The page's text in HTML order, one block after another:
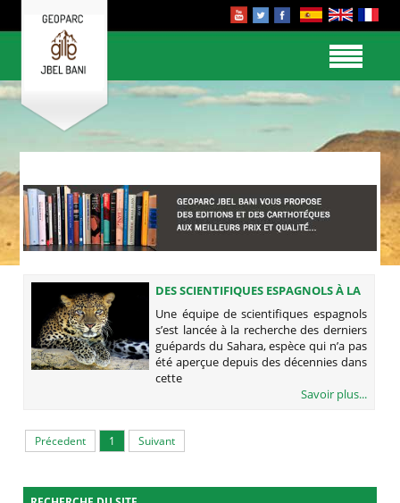
DES SCIENTIFIQUES ESPAGNOLS À LA
RECHERCHE DES DERNIERS
GUÉPARDS DU MAROC
Une équipe de scientifiques espagnols
s’est lancée à la recherche des derniers
guépards du Sahara, espèce qui n’a pas
été aperçue depuis des décennies dans
cette
Savoir plus...
Précedent 1 Suivant